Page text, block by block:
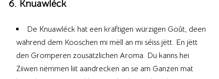
6. Knuawléck
De Knuawléck hat een kräftigen würzigen Goût, deen
während dem Kooschen mi mëll an mi séiss jëtt. En jëtt
den Gromperen zousätzlichen Aroma. Du kanns hei
Ziiwen nëmmen liit aandrecken an se am Ganzen mat